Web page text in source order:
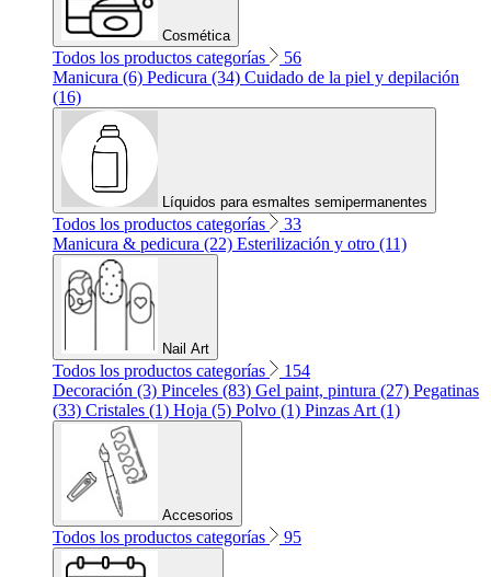
Cosmética
Todos los productos categorías
56
Manicura (6) Pedicura (34) Cuidado de la piel y depilación
(16)
Líquidos para esmaltes semipermanentes
Todos los productos categorías
33
Manicura & pedicura (22) Esterilización y otro (11)
Nail Art
Todos los productos categorías
154
Decoración (3) Pinceles (83) Gel paint, pintura (27) Pegatinas
(33) Cristales (1) Hoja (5) Polvo (1) Pinzas Art (1)
Accesorios
Todos los productos categorías 95